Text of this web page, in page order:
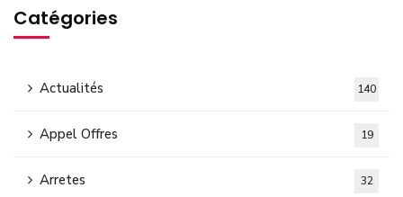
Catégories
Actualités 140
Appel Offres 19
Arretes 32